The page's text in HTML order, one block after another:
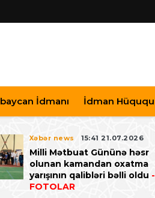
İdmanı İdman Hüququ
Xəbər news 15:41 21.07.2026
Milli Mətbuat Gününə həsr
olunan kamandan oxatma
yarışının qalibləri bəlli oldu -
FOTOLAR